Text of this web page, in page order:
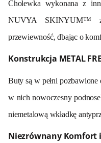
Cholewka wykonana z
NUVYA SKINYUM™
przewiewność, dbając o
Konstrukcja METAL
Buty są w pełni
w nich nowoczesny
niemetalową wkładkę
Niezrównany Komfort